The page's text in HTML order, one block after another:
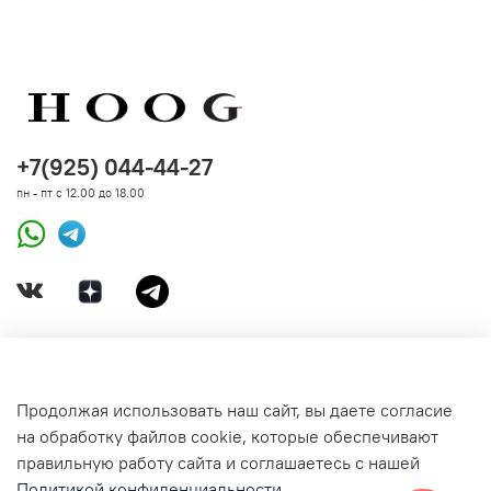
Характеристики:
Карабин SUPER HOOK™ надежно фиксируется
SUPER HOOK™ поворачивается на 360 градусов
Легкий и долговечный цинковый сплав
Двойная защита швов
СВЯЗАТЬСЯ С НАМИ
+7(925) 044-44-27
пн - пт с 12.00 до 18.00
Продолжая использовать наш сайт, вы даете согласие
на обработку файлов cookie, которые обеспечивают
правильную работу сайта и соглашаетесь с нашей